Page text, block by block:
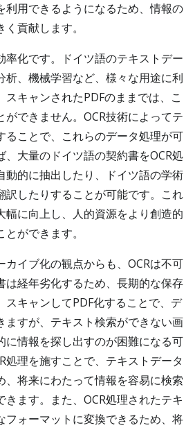
利用できるようになるため、情報の
貢献します。
率化です。ドイツ語のテキストデー
析、機械学習など、様々な用途に利
スキャンされたPDFのままでは、こ
できません。OCR技術によってテ
ることで、これらのデータ処理が可
、大量のドイツ語の契約書をOCR処
動的に抽出したり、ドイツ語の学術
訳したりすることが可能です。これ
幅に向上し、人的資源をより創造的
ができます。
カイブ化の観点からも、OCRは不可
は経年劣化するため、長期的な保存
スキャンしてPDF化することで、デ
ますが、テキスト検索ができない画
に情報を探し出すのが困難になる可
処理を施すことで、テキストデータ
、将来にわたって情報を容易に検索
きます。また、OCR処理されたテキ
フォーマットに変換できるため、将